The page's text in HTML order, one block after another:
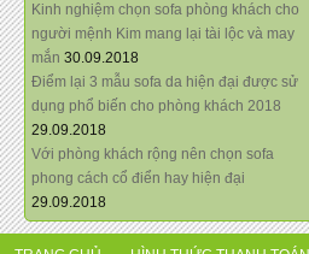
Kinh nghiệm chọn sofa phòng khách cho
người mệnh Kim mang lại tài lộc và may
mắn 30.09.2018
Điểm lại 3 mẫu sofa da hiện đại được sử
dụng phổ biến cho phòng khách 2018
29.09.2018
Với phòng khách rộng nên chọn sofa
phong cách cổ điển hay hiện đại
29.09.2018